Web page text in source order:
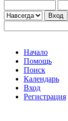
Начало
Помощь
Поиск
Календарь
Вход
Регистрация